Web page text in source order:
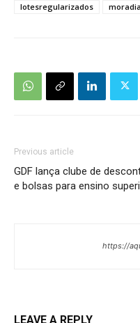
lotesregularizados
Previous article
GDF lança clube de
e bolsas para ensino
https://
LEAVE A REPLY